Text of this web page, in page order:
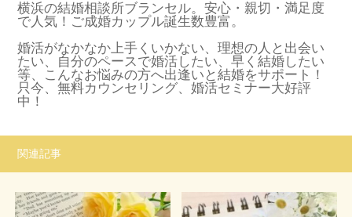
横浜の結婚相談所ブランセル。安心・親切・満足度
で人気！ご成婚カップル誕生数豊富。
婚活がなかなか上手くいかない、理想の人と出会い
たい、自分のペースで婚活したい、早く結婚したい
等、こんなお悩みの方へ出逢いと結婚をサポート！
只今、無料カウンセリング、婚活セミナー大好評
中！
関連記事